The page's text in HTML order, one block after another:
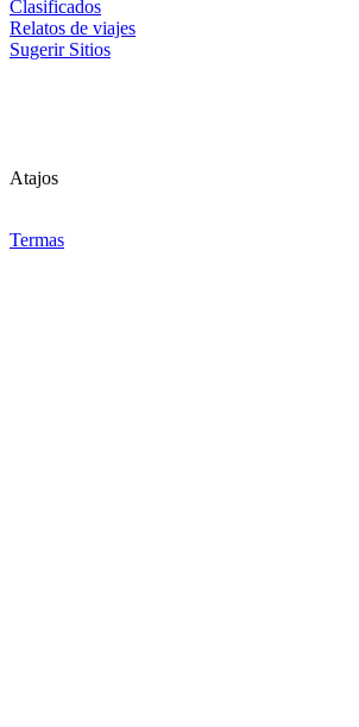
Clasificados
Relatos de viajes
Sugerir Sitios
Atajos
Termas